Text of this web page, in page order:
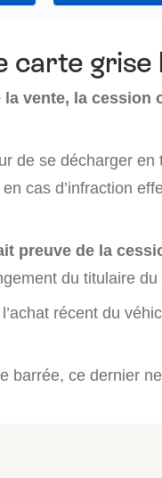
carte grise
la vente, la cession
de se décharger
cas d’infraction
preuve de la
du titulaire du
récent du
barrée, ce dernier